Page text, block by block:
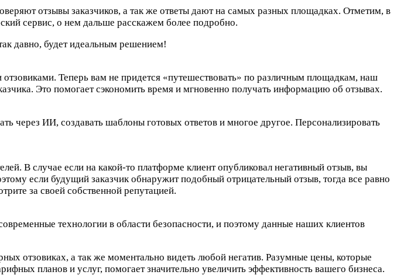
отзывы заказчиков, а так же ответы дают на самых разных площадках. Отметим, в
сервис, о нем дальше расскажем более подробно.
давно, будет идеальным решением!
Теперь вам не придется «путешествовать» по различным площадкам, наш
Это помогает сэкономить время и мгновенно получать информацию об отзывах.
ИИ, создавать шаблоны готовых ответов и многое другое. Персонализировать
В случае если на какой-то платформе клиент опубликовал негативный отзыв, вы
если будущий заказчик обнаружит подобный отрицательный отзыв, тогда все равно
за своей собственной репутацией.
технологии в области безопасности, и поэтому данные наших клиентов
отзовиках, а так же моментально видеть любой негатив. Разумные цены, которые
планов и услуг, помогает значительно увеличить эффективность вашего бизнеса.